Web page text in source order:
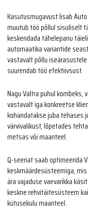
Kasutusmugavust lisab
muutub töö põllul sisuliselt
keskendada tähelepanu
automaatika variantide
vastavalt põllu
suurendab töö efektiivsust.
Nagu Valtra puhul
vastavalt iga konkreetse
kohandatakse juba tehases
värvivalikust, lõpetades
metsas või maanteel.
Q-seeriat saab optimeerida
keskmäärdesüsteemiga,
ära vajaduse vaevarikka
keskne rehvitäitesüsteem
kütusekulu maanteel.